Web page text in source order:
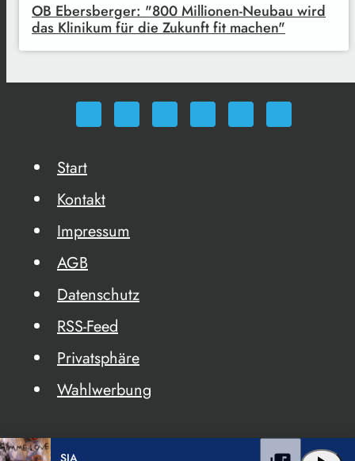
OB Ebersberger: "800 Millionen-Neubau wird
das Klinikum für die Zukunft fit machen"
Start
Kontakt
Impressum
AGB
Datenschutz
RSS-Feed
Privatsphäre
Wahlwerbung
SIA